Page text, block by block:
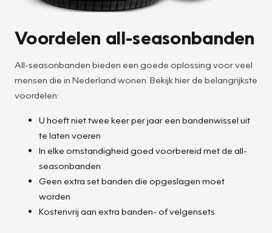
Voordelen all-seasonbanden
All-seasonbanden bieden een goede oplossing voor veel
mensen die in Nederland wonen. Bekijk hier de belangrijkste
voordelen:
U hoeft niet twee keer per jaar een bandenwissel uit
te laten voeren
In elke omstandigheid goed voorbereid met de all-
seasonbanden
Geen extra set banden die opgeslagen moet
worden
Kostenvrij aan extra banden- of velgensets